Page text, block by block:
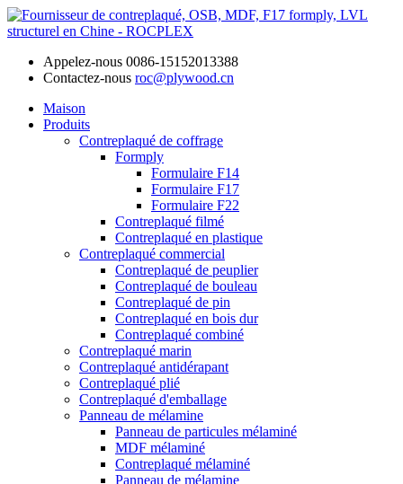
Appelez-nous 0086-15152013388
Contactez-nous roc@plywood.cn
Maison
Produits
Contreplaqué de coffrage
Formply
Formulaire F14
Formulaire F17
Formulaire F22
Contreplaqué filmé
Contreplaqué en plastique
Contreplaqué commercial
Contreplaqué de peuplier
Contreplaqué de bouleau
Contreplaqué de pin
Contreplaqué en bois dur
Contreplaqué combiné
Contreplaqué marin
Contreplaqué antidérapant
Contreplaqué plié
Contreplaqué d'emballage
Panneau de mélamine
Panneau de particules mélaminé
MDF mélaminé
Contreplaqué mélaminé
Panneau de mélamine